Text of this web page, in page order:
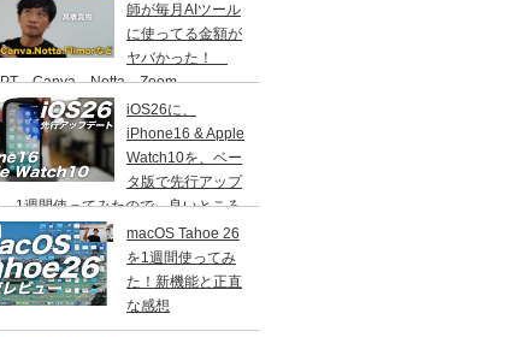
師が毎月AIツール
に使ってる金額が
ヤバかった！
、Canva、Notta、Zoom、
などなど
iOS26に、
iPhone16 & Apple
Watch10を、ベー
タ版で先行アップ
1週間使ってみたので、良いところ
ころ、その感想をお伝えします。
macOS Tahoe 26
を1週間使ってみ
た！新機能と正直
な感想